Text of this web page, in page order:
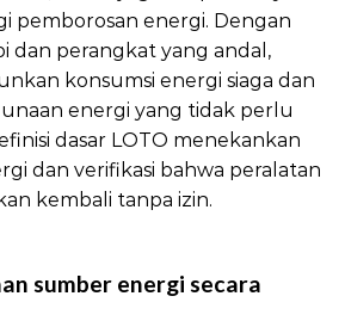
pemborosan energi. Dengan
dan perangkat yang andal,
konsumsi energi siaga dan
energi yang tidak perlu
dasar LOTO menekankan
dan verifikasi bahwa peralatan
kembali tanpa izin.
sumber energi secara